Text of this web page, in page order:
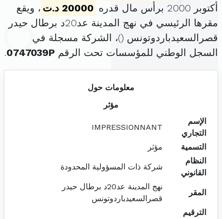
أكتوبر 2000 برأس مال قدره
20000 د.ت
، ويقع
مقرها الرئيسي في نهج المدينة عد20د برطال حيدر
قصرالسعيدباردوتونس ()، الشركة مسجلة في
السجل الوطني للمؤسسات تحت الرقم 0747039P
.
معلومات حول
مؤثر
الإسم
التجاري
IMPRESSIONNANT
التسمية
مؤثر
النظام
القانوني
شركة ذات المسؤولية المحدودة
المقر
نهج المدينة عد20د برطال حيدر
قصرالسعيدباردوتونس
الترقيم